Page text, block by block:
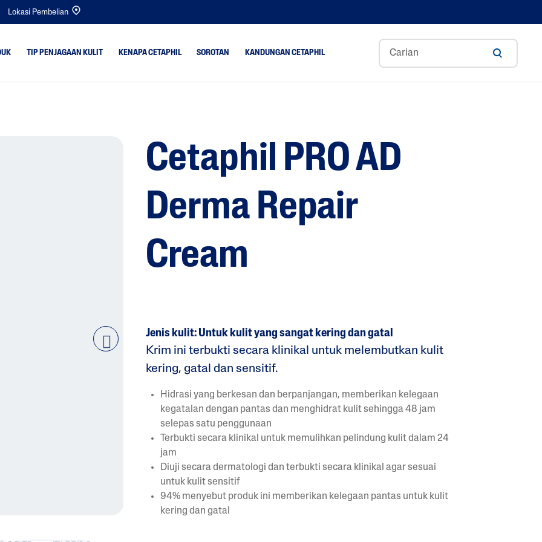
Lokasi Pembelian
Bayi
Optimal Hydration
PRO Acne Prone
Asid Hyaluronik
Niacinamide
Panthenol
Shea Butter
TIP PENJAGAAN KULIT KENAPA CETAPHIL SOROTAN KANDUNGAN CETAPHIL
next
Cetaphil PRO AD
Derma Repair
Cream
Jenis kulit: Untuk kulit yang sangat kering dan gatal
Krim ini terbukti secara klinikal untuk melembutkan kulit
kering, gatal dan sensitif.
Hidrasi yang berkesan dan berpanjangan, memberikan kelegaan
kegatalan dengan pantas dan menghidrat kulit sehingga 48 jam
selepas satu penggunaan
Terbukti secara klinikal untuk memulihkan pelindung kulit dalam 24
jam
Diuji secara dermatologi dan terbukti secara klinikal agar sesuai
untuk kulit sensitif
94% menyebut produk ini memberikan kelegaan pantas untuk kulit
kering dan gatal